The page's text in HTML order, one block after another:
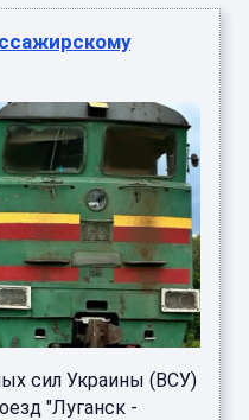
сил Украины (ВСУ)
"Луганск -